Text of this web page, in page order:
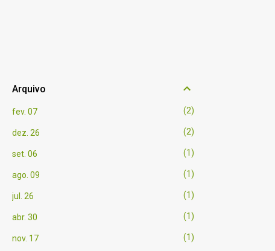
Arquivo
fev. 07 2
dez. 26 2
set. 06 1
ago. 09 1
jul. 26 1
abr. 30 1
nov. 17 1